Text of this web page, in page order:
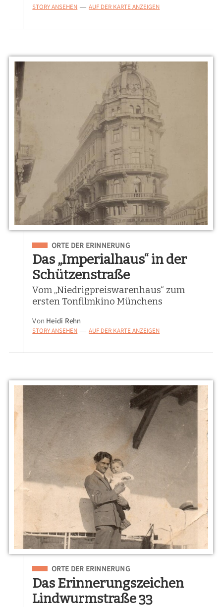
STORY ANSEHEN — AUF DER KARTE ANZEIGEN
Eingeordnet unter
ORTE DER ERINNERUNG
Das „Imperialhaus“ in der
Schützenstraße
Vom „Niedrigpreiswarenhaus“ zum
ersten Tonfilmkino Münchens
Von Heidi Rehn
STORY ANSEHEN — AUF DER KARTE ANZEIGEN
Eingeordnet unter
ORTE DER ERINNERUNG
Das Erinnerungszeichen
Lindwurmstraße 33